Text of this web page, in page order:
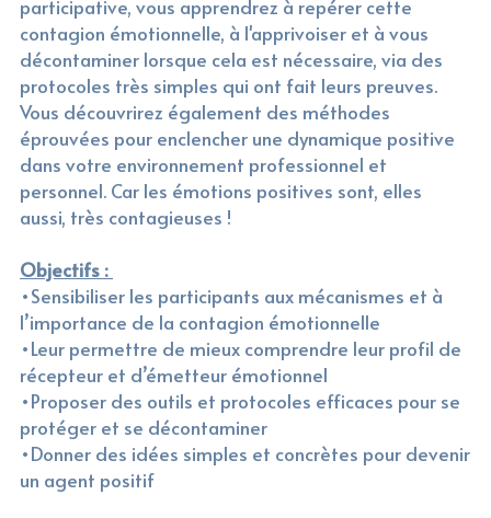
participative, vous apprendrez à repérer cette
contagion émotionnelle, à l'apprivoiser et à vous
décontaminer lorsque cela est nécessaire, via des
protocoles très simples qui ont fait leurs preuves.
Vous découvrirez également des méthodes
éprouvées pour enclencher une dynamique positive
dans votre environnement professionnel et
personnel. Car les émotions positives sont, elles
aussi, très contagieuses !
Objectifs :
•Sensibiliser les participants aux mécanismes et à
l’importance de la contagion émotionnelle
•Leur permettre de mieux comprendre leur profil de
récepteur et d’émetteur émotionnel
•Proposer des outils et protocoles efficaces pour se
protéger et se décontaminer
•Donner des idées simples et concrètes pour devenir
un agent positif